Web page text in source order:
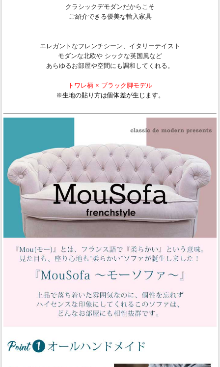
クラシックデモダンだからこそ
ご紹介できる優美な輸入家具
エレガントなフレンチシーン、イタリーテイスト
モダンな北欧や シックな英国風など
あらゆるお部屋や空間にも調和してくれる。
トワレ柄 × ブラック脚モデル
※生地の貼り方は個体差が生じます。